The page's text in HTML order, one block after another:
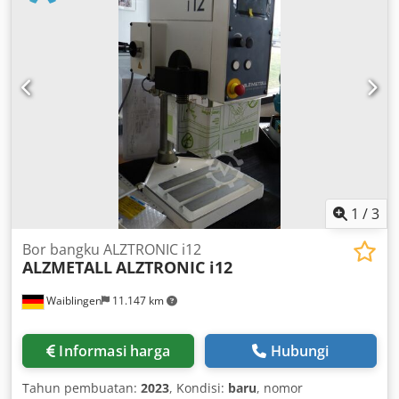
1 /3
Waiblingen 11.147 km
Bor bangku ALZTRONIC i12
ALZMETALLALZTRONIC i12
Informasi harga Hubungi
Tahun pembuatan: 2023, Kondisi: baru, nomor